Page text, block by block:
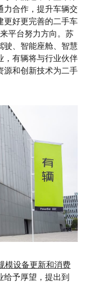
力合作，提升车辆交
更好更完善的二手车
平台努力方向。苏
驶、智能座舱、智慧
，有辆将与行业伙伴
源和创新技术为二手
模设备更新和消费
给予厚望，提出到